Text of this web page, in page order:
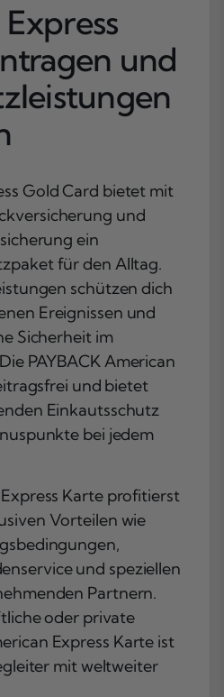
und
Gold Card bietet mit
und
ein
für den Alltag.
schützen dich
Ereignissen und
Sicherheit im
PAYBACK American
und bietet
Einkautsschutz
bei jedem
Karte profitierst
Vorteilen wie
und speziellen
Partnern.
oder private
Express Karte ist
mit weltweiter